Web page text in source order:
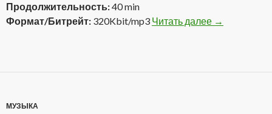
Продолжительность:40 min
Формат/Битрейт: 320Kbit/mp3 Читать далее →
МУЗЫКА